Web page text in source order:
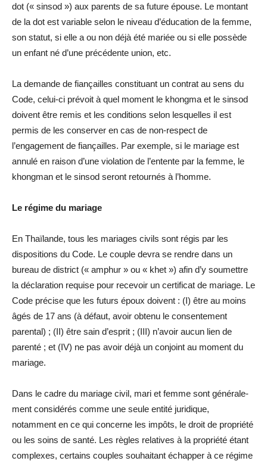
dot (« sinsod ») aux parents de sa future épouse. Le montant
de la dot est variable selon le niveau d’éducation de la femme,
son statut, si elle a ou non déjà été mariée ou si elle possède
un enfant né d’une précédente union, etc.
La demande de fiançailles constituant un contrat au sens du
Code, celui-ci prévoit à quel moment le khongma et le sinsod
doivent être remis et les conditions selon lesquelles il est
permis de les conserver en cas de non-respect de
l’engagement de fiançailles. Par exemple, si le mariage est
annulé en raison d’une violation de l’entente par la femme, le
khongman et le sinsod seront retournés à l’homme.
Le régime du mariage
En Thaïlande, tous les mariages civils sont régis par les
dispositions du Code. Le couple devra se rendre dans un
bureau de district (« amphur » ou « khet ») afin d’y soumettre
la déclaration requise pour recevoir un certificat de mariage. Le
Code précise que les futurs époux doivent : (I) être au moins
âgés de 17 ans (à défaut, avoir obtenu le consentement
parental) ; (II) être sain d’esprit ; (III) n’avoir aucun lien de
parenté ; et (IV) ne pas avoir déjà un conjoint au moment du
mariage.
Dans le cadre du mariage civil, mari et femme sont générale-
ment considérés comme une seule entité juridique,
notamment en ce qui concerne les impôts, le droit de propriété
ou les soins de santé. Les règles relatives à la propriété étant
complexes, certains couples souhaitant échapper à ce régime